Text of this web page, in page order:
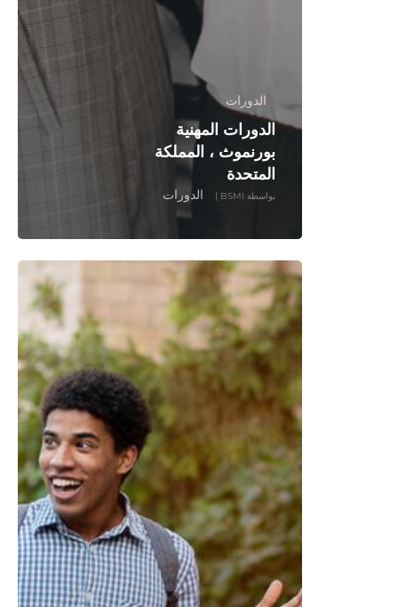
الدورات
الدورات المهنية
بورنموث ، المملكة
المتحدة
بواسطة BSMI
| الدورات